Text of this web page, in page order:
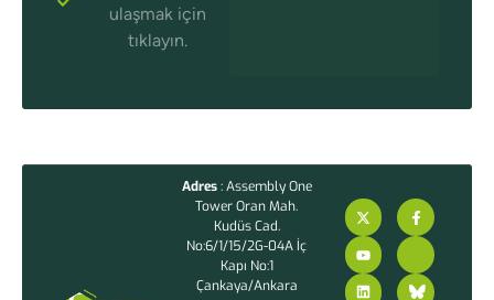
ulaşmak için
tıklayın.
Adres: Assembly One
Tower Oran Mah.
Kudüs Cad.
No:6/1/15/2G-04A İç
Kapı No:1
Çankaya/Ankara